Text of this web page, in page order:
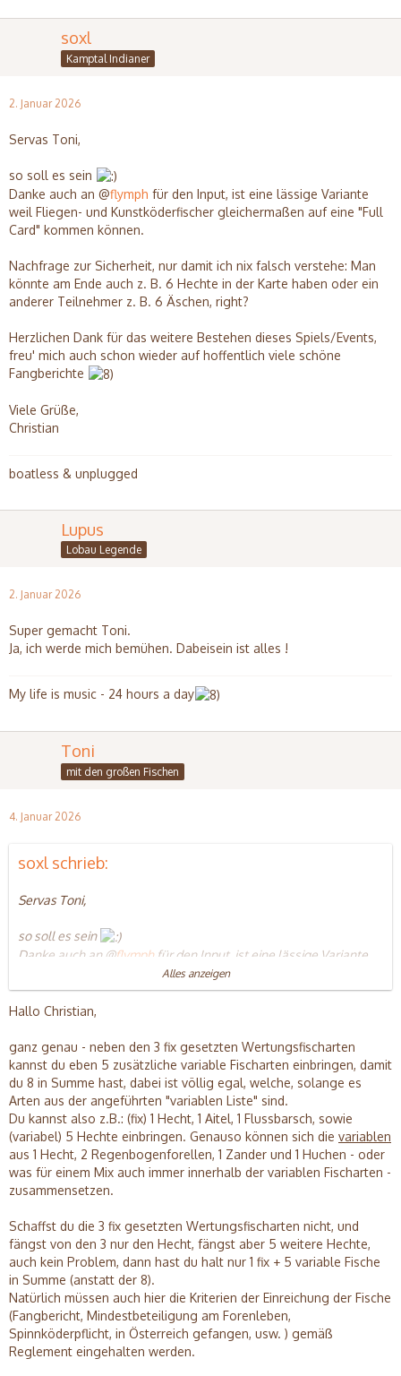
soxl
Kamptal Indianer
2. Januar 2026
Servas Toni,
so soll es sein
Danke auch an @flymph für den Input, ist eine lässige Variante
weil Fliegen- und Kunstköderfischer gleichermaßen auf eine "Full
Card" kommen können.
Nachfrage zur Sicherheit, nur damit ich nix falsch verstehe: Man
könnte am Ende auch z. B. 6 Hechte in der Karte haben oder ein
anderer Teilnehmer z. B. 6 Äschen, right?
Herzlichen Dank für das weitere Bestehen dieses Spiels/Events,
freu' mich auch schon wieder auf hoffentlich viele schöne
Fangberichte
Viele Grüße,
Christian
boatless & unplugged
Lupus
Lobau Legende
2. Januar 2026
Super gemacht Toni.
Ja, ich werde mich bemühen. Dabeisein ist alles !
My life is music - 24 hours a day
Toni
mit den großen Fischen
4. Januar 2026
soxl schrieb:
Servas Toni,
so soll es sein
Danke auch an @flymphfür den Input, ist eine lässige Variante
weil Fliegen- und Kunstköderfischer gleichermaßen auf eine "Full
Card" kommen können.
könnte am Ende auch z. B. 6 Hechte in der Karte haben oder ein
anderer Teilnehmer z. B. 6 Äschen, right?
Herzlichen Dank für das weitere Bestehen dieses Spiels/Events,
freu' mich auch schon wieder auf hoffentlich viele schöne
Fangberichte
Viele Grüße,
Christian
Alles anzeigen
Hallo Christian,
ganz genau - neben den 3 fix gesetzten Wertungsfischarten
kannst du eben 5 zusätzliche variable Fischarten einbringen, damit
du 8 in Summe hast, dabei ist völlig egal, welche, solange es
Arten aus der angeführten "variablen Liste" sind.
Du kannst also z.B.: (fix) 1 Hecht, 1 Aitel, 1 Flussbarsch, sowie
(variabel) 5 Hechte einbringen. Genauso können sich die variablen
aus 1 Hecht, 2 Regenbogenforellen, 1 Zander und 1 Huchen - oder
was für einem Mix auch immer innerhalb der variablen Fischarten -
zusammensetzen.
Schaffst du die 3 fix gesetzten Wertungsfischarten nicht, und
fängst von den 3 nur den Hecht, fängst aber 5 weitere Hechte,
auch kein Problem, dann hast du halt nur 1 fix + 5 variable Fische
in Summe (anstatt der 8).
Natürlich müssen auch hier die Kriterien der Einreichung der Fische
(Fangbericht, Mindestbeteiligung am Forenleben,
Spinnköderpflicht, in Österreich gefangen, usw. ) gemäß
Reglement eingehalten werden.